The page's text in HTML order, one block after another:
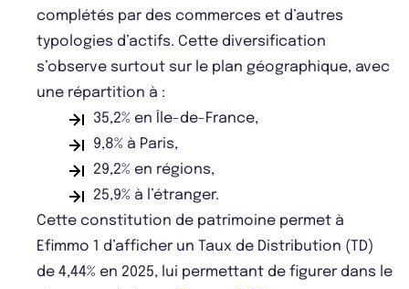
complétés par des commerces et d’autres
typologies d’actifs. Cette diversification
s’observe surtout sur le plan géographique, avec
une répartition à :
35,2% en Île-de-France,
9,8% à Paris,
29,2% en régions,
25,9% à l’étranger.
Cette constitution de patrimoine permet à
Efimmo 1 d’afficher un Taux de Distribution (TD)
de 4,44% en 2025, lui permettant de figurer dans le